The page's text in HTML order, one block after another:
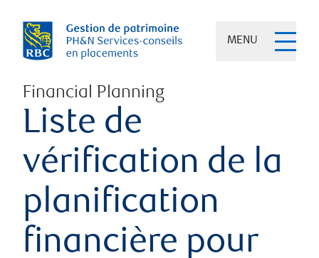
MENU
Financial Planning
Liste de
vérification de la
planification
financière pour